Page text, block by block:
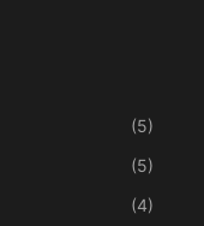
(5)
(5)
(4)